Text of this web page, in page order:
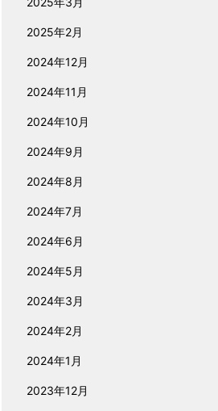
2025年2月
2024年12月
2024年11月
2024年10月
2024年9月
2024年8月
2024年7月
2024年6月
2024年5月
2024年3月
2024年2月
2024年1月
2023年12月